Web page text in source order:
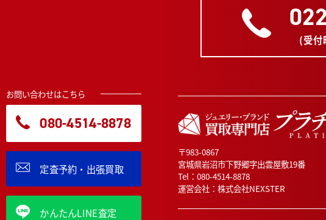
お問い合わせはこちら
080-4514-8878
定査予約・出張買取
かんたんLINE査定
(受付
〒983-0867
宮城県岩沼市下野郷字出雲屋敷19番
Tel： 080-4514-8878
運営会社：株式会社NEXSTER